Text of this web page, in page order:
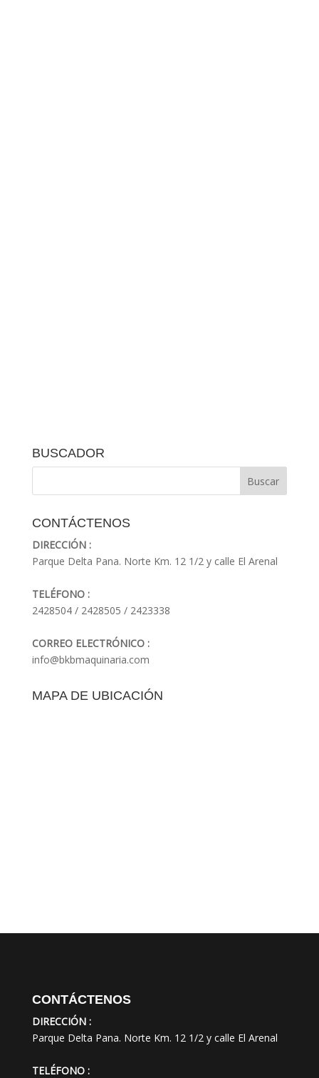
BUSCADOR
CONTÁCTENOS
DIRECCIÓN :
Parque Delta Pana. Norte Km. 12 1/2 y calle El Arenal
TELÉFONO :
2428504 / 2428505 / 2423338
CORREO ELECTRÓNICO :
info@bkbmaquinaria.com
MAPA DE UBICACIÓN
CONTÁCTENOS
DIRECCIÓN :
Parque Delta Pana. Norte Km. 12 1/2 y calle El Arenal
TELÉFONO :